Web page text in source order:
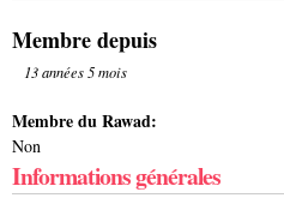
Membre depuis
13 années 5 mois
Membre du Rawad:
Non
Informations générales